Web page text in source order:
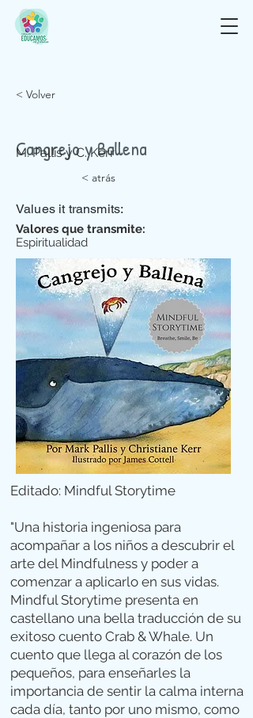
< Volver
Cangrejo y Ballena
M. Pallis y C. Kerr
< atrás
Values it transmits:
Valores que transmite:
Espiritualidad
Editado: Mindful Storytime
"Una historia ingeniosa para
acompañar a los niños a descubrir el
arte del Mindfulness y poder a
comenzar a aplicarlo en sus vidas.
Mindful Storytime presenta en
castellano una bella traducción de su
exitoso cuento Crab & Whale. Un
cuento que llega al corazón de los
pequeños, para enseñarles la
importancia de sentir la calma interna
cada día, tanto por uno mismo, como